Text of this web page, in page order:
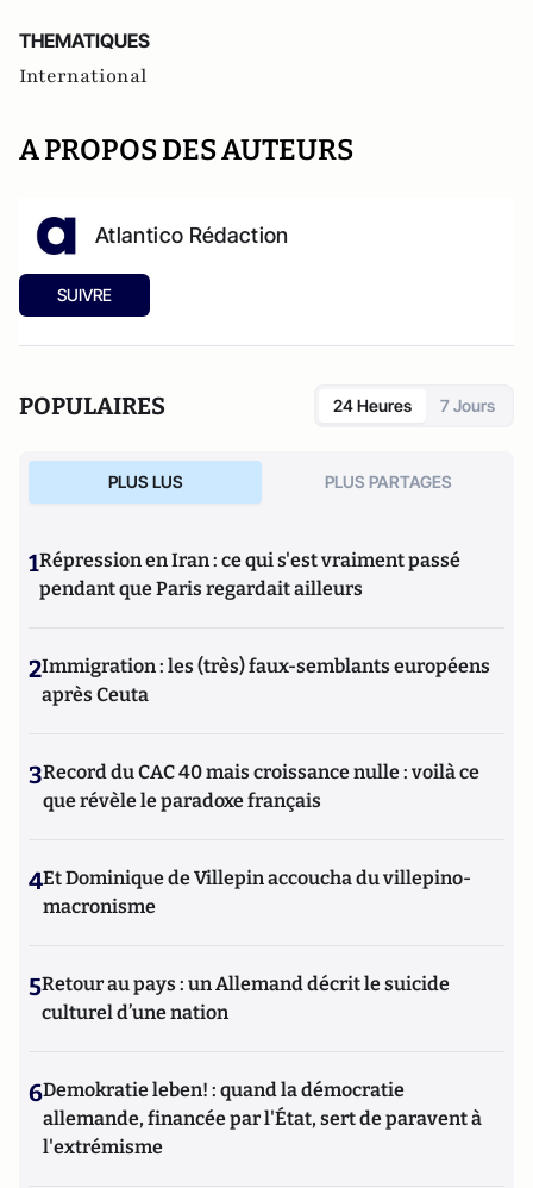
THEMATIQUES
International
A PROPOS DES AUTEURS
Atlantico Rédaction
SUIVRE
POPULAIRES 24 Heures 7 Jours
PLUS LUS PLUS PARTAGES
1Répression en Iran : ce qui s'est vraiment passé
pendant que Paris regardait ailleurs
2Immigration : les (très) faux-semblants européens
après Ceuta
3Record du CAC 40 mais croissance nulle : voilà ce
que révèle le paradoxe français
4Et Dominique de Villepin accoucha du villepino-
macronisme
5Retour au pays : un Allemand décrit le suicide
culturel d’une nation
6Demokratie leben! : quand la démocratie
allemande, financée par l'État, sert de paravent à
l'extrémisme